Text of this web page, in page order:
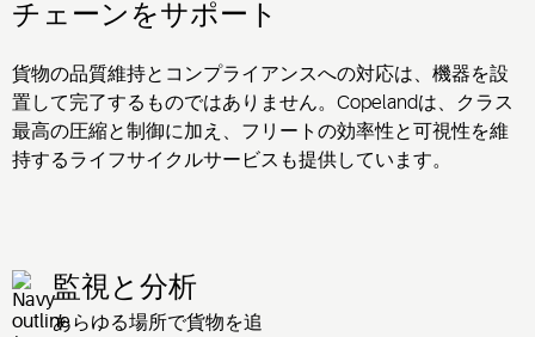
チェーンをサポート
貨物の品質維持とコンプライアンスへの対応は、機器を設
置して完了するものではありません。Copelandは、クラス
最高の圧縮と制御に加え、フリートの効率性と可視性を維
持するライフサイクルサービスも提供しています。
監視と分析
あらゆる場所で貨物を追